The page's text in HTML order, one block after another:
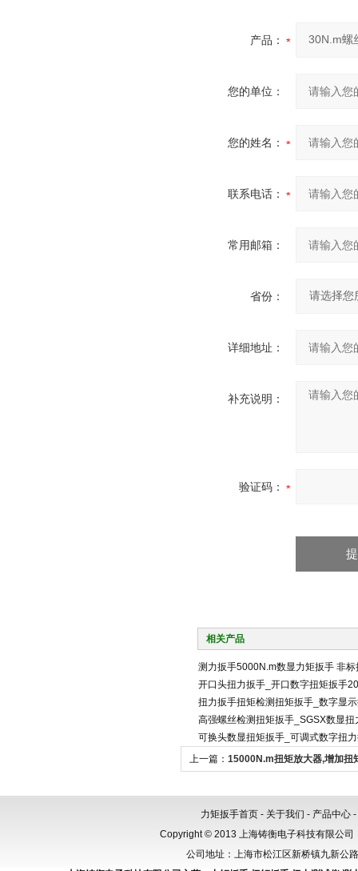
产品：
您的单位：
您的姓名：
联系电话：
常用邮箱：
省份：
详细地址：
补充说明：
验证码：
相关产品
测力扳手5000N.m数显力矩扳手 非
开口头扭力扳手_开口数字扭矩扳手
扭力扳手扭矩检测扭矩扳手_数字显
高强螺丝检测扭矩扳手_SGSX数显扭
可换头数显扭矩扳手_可调式数字扭
上一篇： 15000N.m扭矩放大器,增加扭
力矩扳手首页 - 关于我们 - 产品中心 -
Copyright © 2013 上海铸衡电子科技有限公
公司地址：上海市松江区新桥镇九新